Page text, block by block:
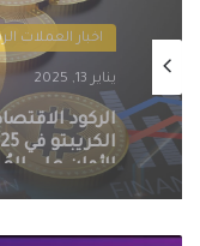
اخبار العملات
يناير 13, 2025
اخبار العملات
يناير 13, 2025
التنظيمات
مستقبل